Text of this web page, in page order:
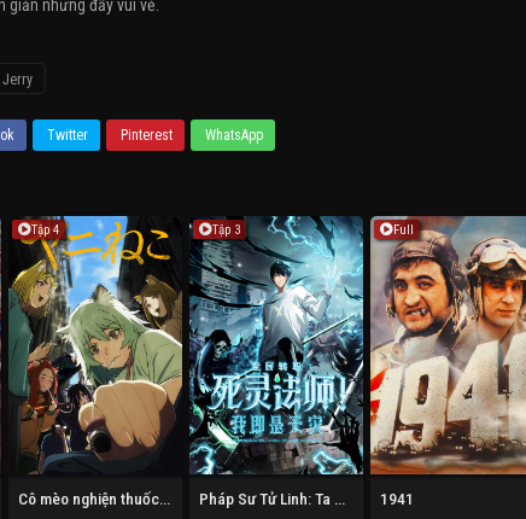
nhưng đầy vui vẻ.
Jerry
Twitter Pinterest WhatsApp
Tập 4
Cô mèo nghiện thuốc lá
Tập 3
Pháp Sư Tử Linh: Ta Chính Là Thiên Tai
Full
1941